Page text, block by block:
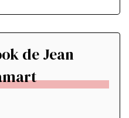
de Jean